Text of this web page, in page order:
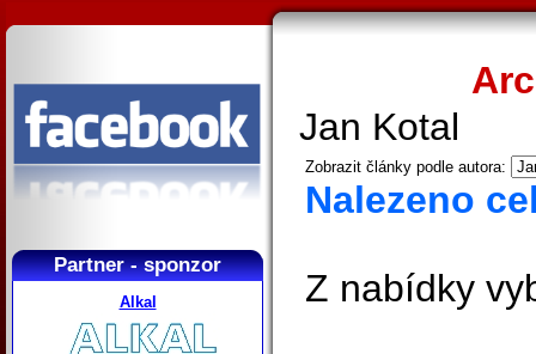
Partner - sponzor
Alkal
Jan Kotal
Zobrazit články podle autora:
Nalezeno
Z nabídky